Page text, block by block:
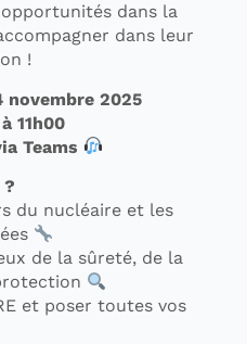
dans la
dans leur
!
novembre 2025
11h00
Teams
du nucléaire et les
de la sûreté, de la
et poser toutes vos